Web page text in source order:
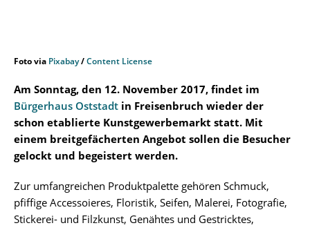
Foto via Pixabay/Content License
Am Sonntag, den 12. November 2017, findet im
Bürgerhaus Oststadt in Freisenbruch wieder der
schon etablierte Kunstgewerbemarkt statt. Mit
einem breitgefächerten Angebot sollen die Besucher
gelockt und begeistert werden.
Zur umfangreichen Produktpalette gehören Schmuck,
pfiffige Accessoieres, Floristik, Seifen, Malerei, Fotografie,
Stickerei- und Filzkunst, Genähtes und Gestricktes,